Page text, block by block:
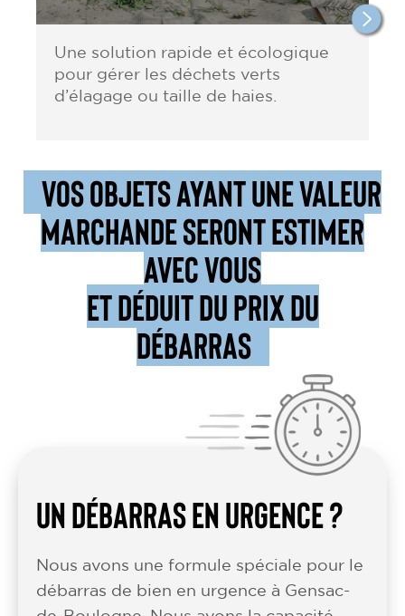
Une solution rapide et écologique
pour gérer les déchets verts
d’élagage ou taille de haies.
VOS OBJETS AYANT UNE VALEUR
MARCHANDE SERONT ESTIMER
AVEC VOUS
ET DÉDUIT DU PRIX DU
DÉBARRAS
UN DÉBARRAS EN URGENCE ?
Nous avons une formule spéciale pour le
débarras de bien en urgence à Gensac-